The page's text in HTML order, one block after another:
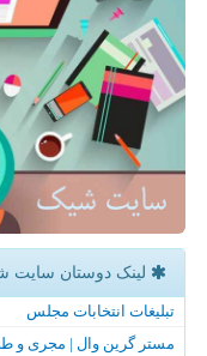
لینک دوستان سایت
تبلیغات انتخابات مجلس
مستر گرین وال | مجری و